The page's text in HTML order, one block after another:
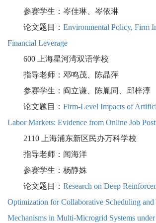
参赛学生：岑佳琳、岑依琳
论文题目： Environmental Policy, Firm
Financial Leverage
600
上海星河湾双语学校
指导老师：邓鸣茂、陈晶萍
参赛学生：阎立谦、陈胤同、邱梓淳
论文题目： Firm-Level Impacts of
Labor Markets: Evidence from Online Job
2110
上海浦东新区民办万科学校
指导老师：闻海洋
参赛学生：杨静姝
论文题目： Research on Deep
Optimization for Collaborative Scheduling and
Mechanisms in Multi-Microgrid Systems